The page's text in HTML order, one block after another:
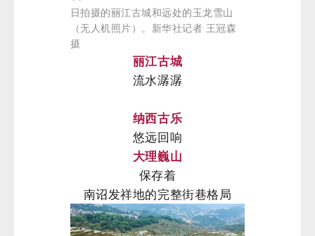
日拍摄的丽江古城和远处的玉龙雪山
（无人机照片）。新华社记者 王冠森
摄
丽江古城
流水潺潺
纳西古乐
悠远回响
大理巍山
保存着
南诏发祥地的完整街巷格局